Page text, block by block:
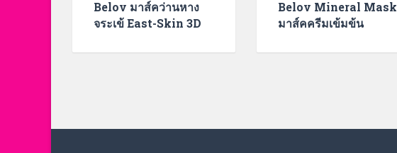
Belov มาส์คว่านหาง
จระเข้ East-Skin 3D
Belov Mineral Mask
มาส์คครีมเข้มข้น